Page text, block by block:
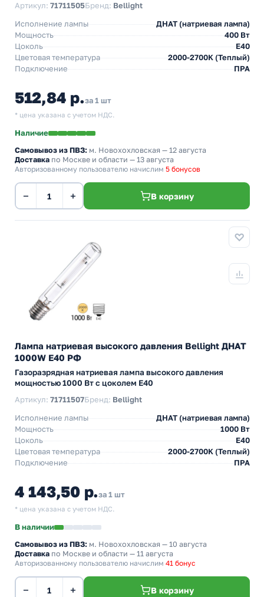
Артикул: 71711505Бренд: Bellight
Исполнение лампы
ДНАТ (натриевая лампа)
Мощность
400 Вт
Цоколь
E40
Цветовая температура
2000-2700K (Теплый)
Подключение
ПРА
512,84 р.за 1 шт
* цена указана с учетом НДС.
Наличие
Самовывоз из ПВЗ: м. Новохохловская — 12 августа
Доставка по Москве и области — 13 августа
Авторизованному пользователю начислим 5 бонусов
− + В корзину
Лампа натриевая высокого давления Bellight ДНАТ
1000W E40 РФ
Газоразрядная натриевая лампа высокого давления
мощностью 1000 Вт с цоколем E40
Артикул: 71711507Бренд: Bellight
Исполнение лампы
ДНАТ (натриевая лампа)
Мощность
1000 Вт
Цоколь
E40
Цветовая температура
2000-2700K (Теплый)
Подключение
ПРА
4 143,50 р.за 1 шт
* цена указана с учетом НДС.
В наличии
Самовывоз из ПВЗ: м. Новохохловская — 10 августа
Доставка по Москве и области — 11 августа
Авторизованному пользователю начислим 41 бонус
− + В корзину